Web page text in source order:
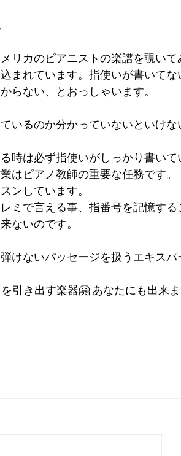
リカのピアニストの楽譜を覗い
まれています。指使いが書いて
らない、とおっしゃいます。
いるのか分かっていないといけな
時は必ず指使いがしっかり書いて
はピアノ教師の重要な任務です。
ンしています。
ミで言える事、指番号を記憶する
ないのです。
けないパッセージを扱うエキスパ
引き出す楽器🤗 あなたにも出来